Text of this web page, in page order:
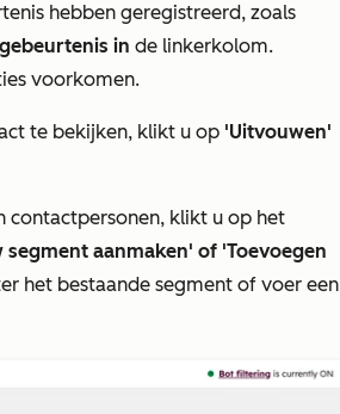
hebben geregistreerd, zoals
gebeurtenis in de linkerkolom.
voorkomen.
te bekijken, klikt u op 'Uitvouwen'
contactpersonen, klikt u op het
segment aanmaken' of 'Toevoegen
het bestaande segment of voer een